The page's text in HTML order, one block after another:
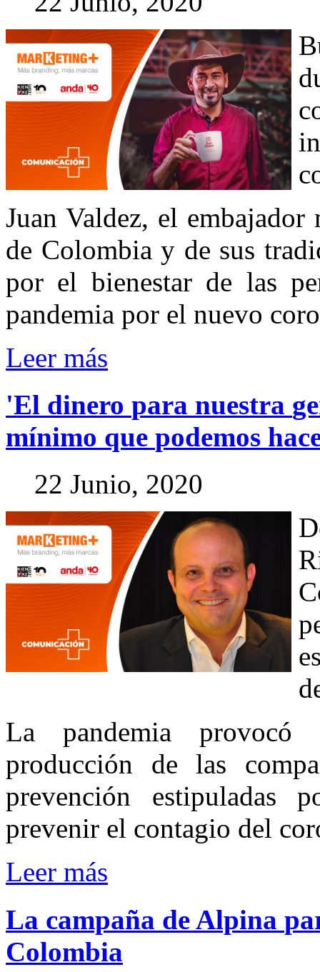
Juan Valdez, el
de Colombia y de sus
por el bienestar de las
pandemia por el nuevo
Leer más
'El dinero para nuestra
mínimo que podemos
22 Junio, 2020
La pandemia provocó
producción de las
prevención estipuladas
prevenir el contagio del
Leer más
La campaña de Alpina
Colombia